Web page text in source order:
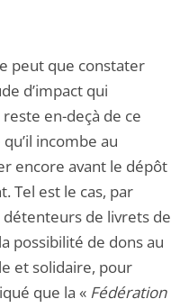
peut que constater
d’impact qui
en-deçà de ce
incombe au
encore avant le dépôt
Tel est le cas, par
de livrets de
possibilité de dons au
et solidaire, pour
que la « Fédération